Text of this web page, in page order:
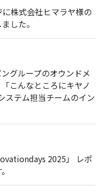
株式会社ヒマラヤ様の
した。
グループのオウンドメ
こんなところにキヤノ
ステム担当チームのイン
2025」 レポ